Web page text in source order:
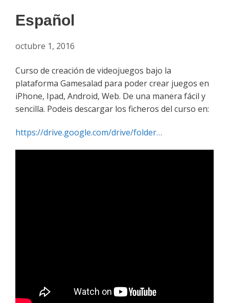
Español
octubre 1, 2016
Curso de creación de videojuegos bajo la
plataforma Gamesalad para poder crear juegos en
iPhone, Ipad, Android, Web. De una manera fácil y
sencilla. Podeis descargar los ficheros del curso en:
https://drive.google.com/drive/folder…